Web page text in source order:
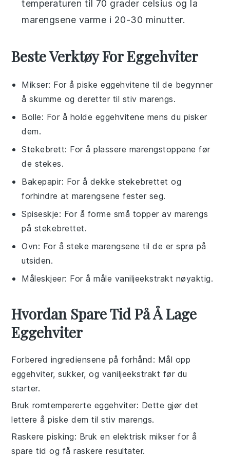
temperaturen til 70 grader celsius og la
marengsene varme i 20-30 minutter.
Beste Verktøy For Eggehviter
Mikser: For å piske eggehvitene til de begynner
å skumme og deretter til stiv marengs.
Bolle: For å holde eggehvitene mens du pisker
dem.
Stekebrett: For å plassere marengstoppene før
de stekes.
Bakepapir: For å dekke stekebrettet og
forhindre at marengsene fester seg.
Spiseskje: For å forme små topper av marengs
på stekebrettet.
Ovn: For å steke marengsene til de er sprø på
utsiden.
Måleskjeer: For å måle vaniljeekstrakt nøyaktig.
Hvordan Spare Tid På Å Lage
Eggehviter
Forbered ingrediensene på forhånd : Mål opp
eggehviter,sukker, og vaniljeekstrakt før du
starter.
Bruk romtempererte eggehviter: Dette gjør det
lettere å piske dem til stiv marengs.
Raskere pisking: Bruk en elektrisk mikser for å
spare tid og få raskere resultater.